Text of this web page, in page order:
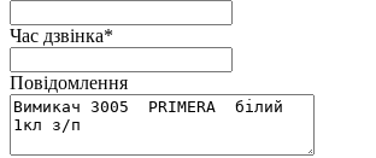
Час дзвінка*
Повідомлення